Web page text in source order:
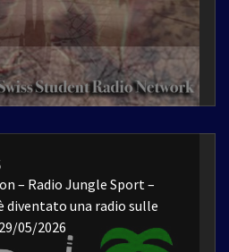
– Radio Jungle Sport –
diventato una radio sulle
05/2026